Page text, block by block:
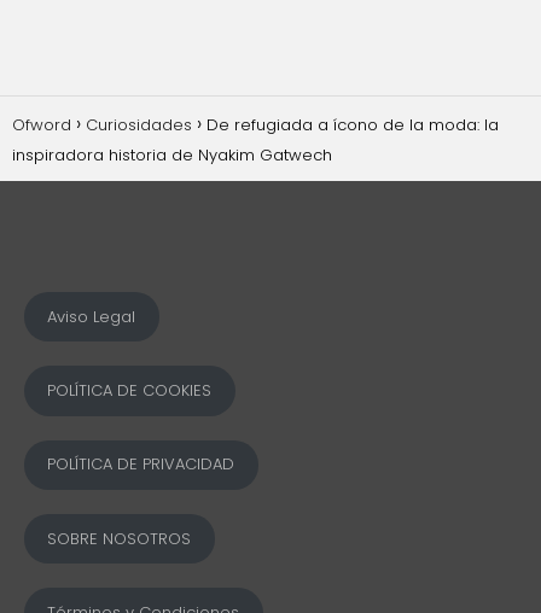
Ofword Curiosidades
De refugiada a ícono de la moda: la
inspiradora historia de Nyakim Gatwech
Aviso Legal
POLÍTICA DE COOKIES
POLÍTICA DE PRIVACIDAD
SOBRE NOSOTROS